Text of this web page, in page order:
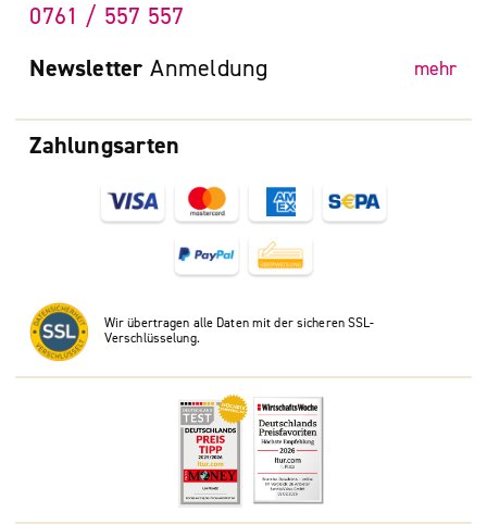
Zahlungsarten
Wir übertragen alle Daten mit der sicheren SSL-
Verschlüsselung.
0761 / 557 557
Newsletter Anmeldung mehr